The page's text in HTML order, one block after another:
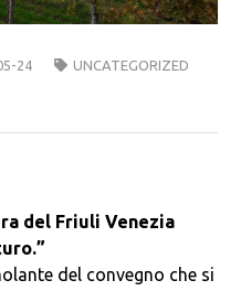
24 UNCATEGORIZED
del Friuli Venezia
del convegno che si